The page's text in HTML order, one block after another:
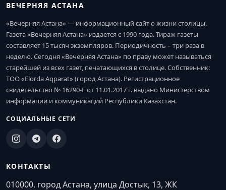
ВЕЧЕРНЯЯ АСТАНА
«Вечерняя Астана» — информационный сайт о жизни столицы.
Газета «Вечерняя Астана» издается с 1990 года. Тираж газеты
составляет 15 тысяч экземпляров. Периодичность – три раза в
неделю. Сегодня «Вечерняя Астана» по праву может называться
старейшей из всех газет, печатающихся в столице. Собственник:
ТОО «Elorda Aqparat» (город Астана). Регистрационное
свидетельство № 16290-Г от 11.01.2017 г. выдано Министерством
информации и коммуникаций Республики Казахстан.
СОЦИАЛЬНЫЕ СЕТИ
КОНТАКТЫ
010000, город Астана, улица Достык, 13, ЖК